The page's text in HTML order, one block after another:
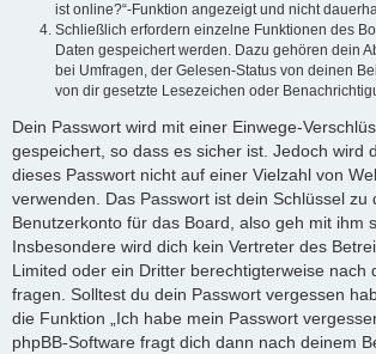
ist online?“-Funktion angezeigt und nicht
Schließlich erfordern einzelne Funktionen des
Daten gespeichert werden. Dazu gehören dein
bei Umfragen, der Gelesen-Status von deinen
von dir gesetzte Lesezeichen oder
Dein Passwort wird mit einer Einwege-
gespeichert, so dass es sicher ist. Jedoch wird
dieses Passwort nicht auf einer Vielzahl von
verwenden. Das Passwort ist dein Schlüssel zu
Benutzerkonto für das Board, also geh mit ihm
Insbesondere wird dich kein Vertreter des
Limited oder ein Dritter berechtigterweise nach
fragen. Solltest du dein Passwort vergessen
die Funktion „Ich habe mein Passwort
phpBB-Software fragt dich dann nach deinem